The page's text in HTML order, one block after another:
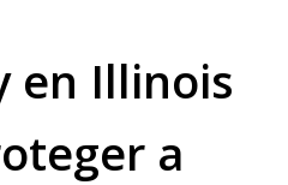
en Illinois
a